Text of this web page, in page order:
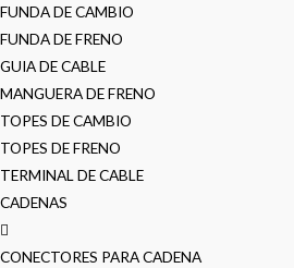
FUNDA DE CAMBIO
FUNDA DE FRENO
GUIA DE CABLE
MANGUERA DE FRENO
TOPES DE CAMBIO
TOPES DE FRENO
TERMINAL DE CABLE
CADENAS
CONECTORES PARA CADENA